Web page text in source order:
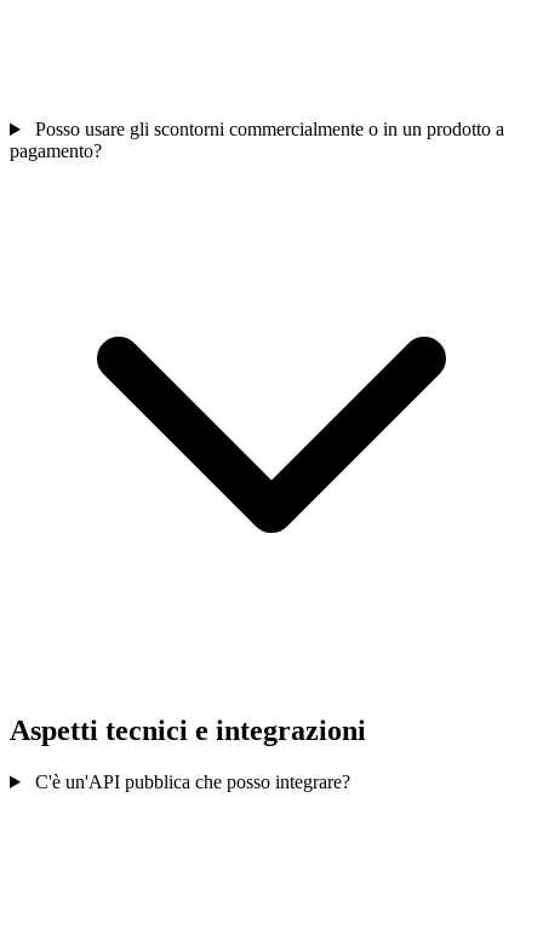
Posso usare gli scontorni commercialmente o in un prodotto a
pagamento?
Aspetti tecnici e integrazioni
C'è un'API pubblica che posso integrare?